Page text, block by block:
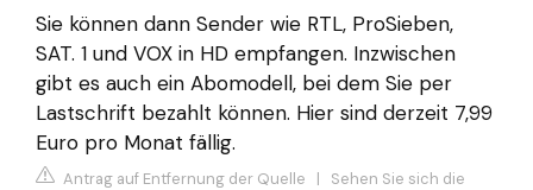
Sie können dann Sender wie RTL, ProSieben,
SAT. 1 und VOX in HD empfangen. Inzwischen
gibt es auch ein Abomodell, bei dem Sie per
Lastschrift bezahlt können. Hier sind derzeit 7,99
Euro pro Monat fällig.
Antrag auf Entfernung der Quelle | Sehen Sie sich die